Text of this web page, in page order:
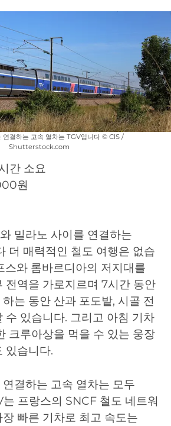
연결하는 고속 열차는 TGV입니다 © ClS /
Shutterstock.com
간 소요
원
밀라노 사이를 연결하는
더 매력적인 철도 여행은 없습
스와 롬바르디아의 저지대를
전역을 가로지르며 7시간 동안
는 동안 산과 포도밭, 시골 전
수 있습니다. 그리고 아침 기차
크루아상을 먹을 수 있는 웅장
있습니다.
결하는 고속 열차는 모두
프랑스의 SNCF 철도 네트워
빠른 기차로 최고 속도는